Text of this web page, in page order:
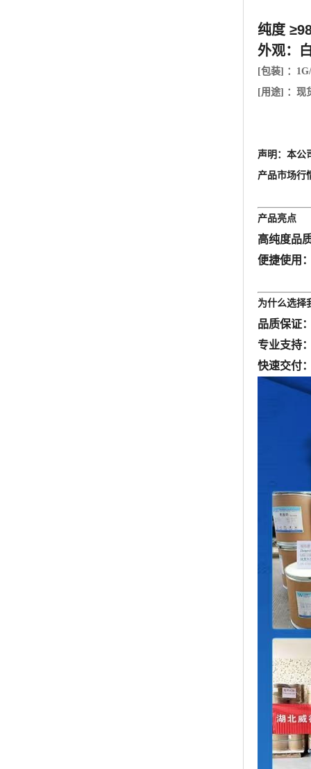
纯度
外观：
[包装] ：
[用途] ：现
声明：本公
产品市场行
产品亮点
高纯度品
便捷使用
为什么选择
品质保证
专业支持
快速交付